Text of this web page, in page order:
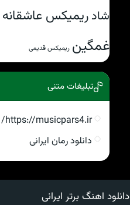
شادریمیکس عاشقانه
غمگین ریمیکس قدیمی
تبلیغات متنی
https://musicpars4.ir/
دانلود رمان ایرانی
دانلود اهنگ برتر ایرانی